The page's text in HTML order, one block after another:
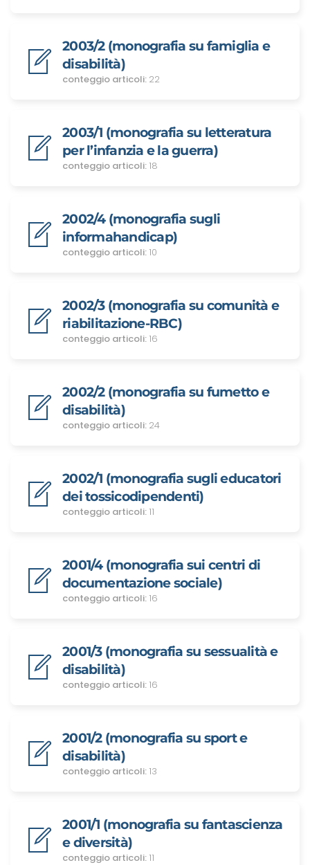
2003/2 (monografia su famiglia e
disabilità)
conteggio articoli: 22
2003/1 (monografia su letteratura
per l’infanzia e la guerra)
conteggio articoli: 18
2002/4 (monografia sugli
informahandicap)
conteggio articoli: 10
2002/3 (monografia su comunità e
riabilitazione-RBC)
conteggio articoli: 16
2002/2 (monografia su fumetto e
disabilità)
conteggio articoli: 24
2002/1 (monografia sugli educatori
dei tossicodipendenti)
conteggio articoli: 11
2001/4 (monografia sui centri di
documentazione sociale)
conteggio articoli: 16
2001/3 (monografia su sessualità e
disabilità)
conteggio articoli: 16
2001/2 (monografia su sport e
disabilità)
conteggio articoli: 13
2001/1 (monografia su fantascienza
e diversità)
conteggio articoli: 11